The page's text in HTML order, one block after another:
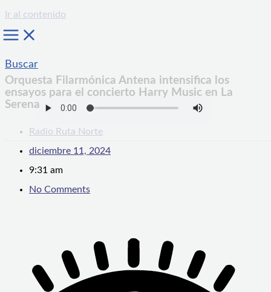
Ir al contenido
Buscar
Orquesta Filarmónica Antena intensifica los
ensayos para el concierto Harry Music en La
Serena
Radio Ruta Norte
diciembre 11, 2024
9:31 am
No Comments